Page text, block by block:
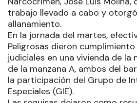
trabajo llevado a cabo y
allanamiento.
En la jornada del martes,
Peligrosas dieron
judiciales en una vivienda de la
de la manzana A, ambos del
la participación del Grupo de
Especiales (GIE).